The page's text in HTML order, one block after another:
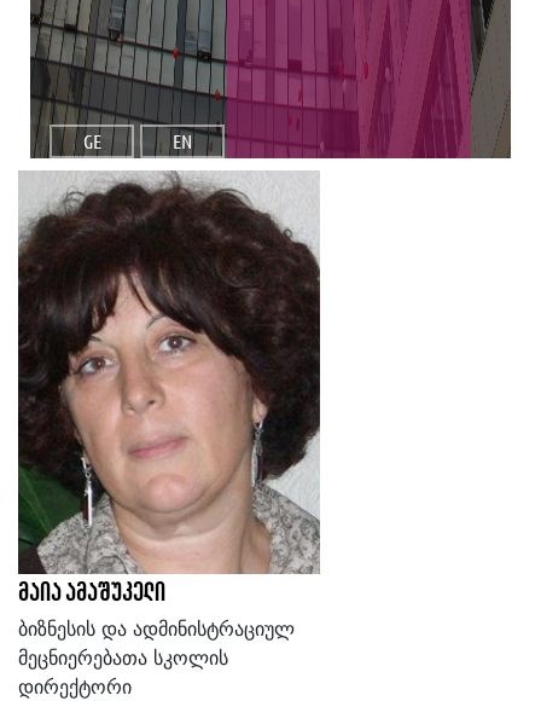
GE EN
მაია ამაშუკელი
ბიზნესის და ადმინისტრაციულ
მეცნიერებათა სკოლის
დირექტორი